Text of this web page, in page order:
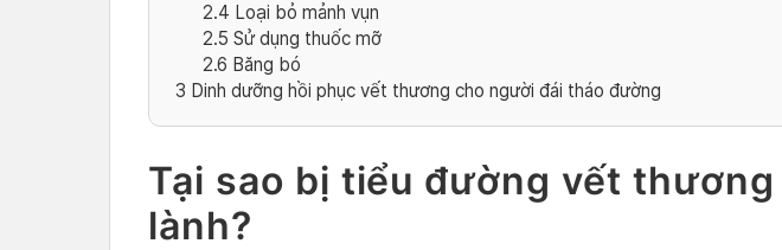
2.4 Loại bỏ mảnh vụn
2.5 Sử dụng thuốc mỡ
2.6 Băng bó
3 Dinh dưỡng hồi phục vết thương cho người đái tháo đường
Tại sao bị tiểu đường vết thương
lành?